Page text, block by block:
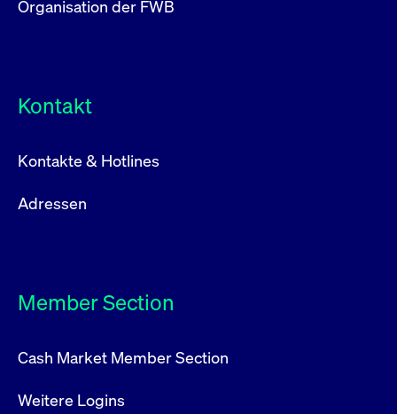
Organisation der FWB
Kontakt
Kontakte & Hotlines
Adressen
Member Section
Cash Market Member Section
Weitere Logins